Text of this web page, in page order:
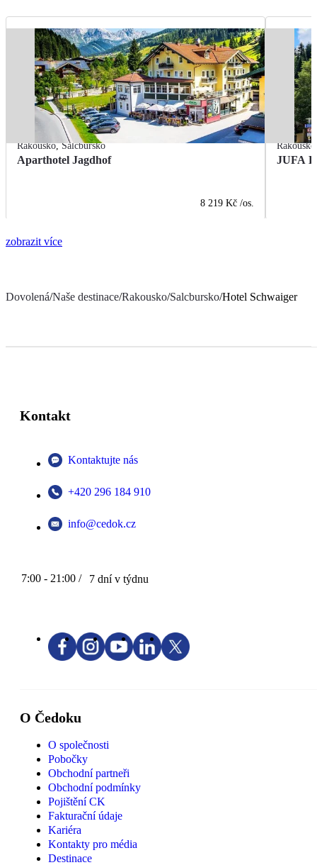
Rakousko,Salcbursko
Aparthotel Jagdhof
8 219 Kč /os.
Rakousko
JUFA
zobrazit více
Dovolená/Naše destinace/Rakousko/Salcbursko/Hotel Schwaiger
Kontakt
Kontaktujte nás
+420 296 184 910
info@cedok.cz
7:00 - 21:00 / 7 dní v týdnu
O Čedoku
O společnosti
Pobočky
Obchodní partneři
Obchodní podmínky
Pojištění CK
Fakturační údaje
Kariéra
Kontakty pro média
Destinace